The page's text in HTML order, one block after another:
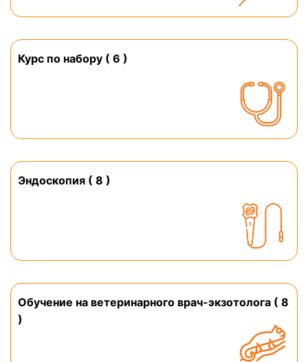
Курс по набору ( 6 )
Эндоскопия ( 8 )
Обучение на ветеринарного врач-экзотолога ( 8
)